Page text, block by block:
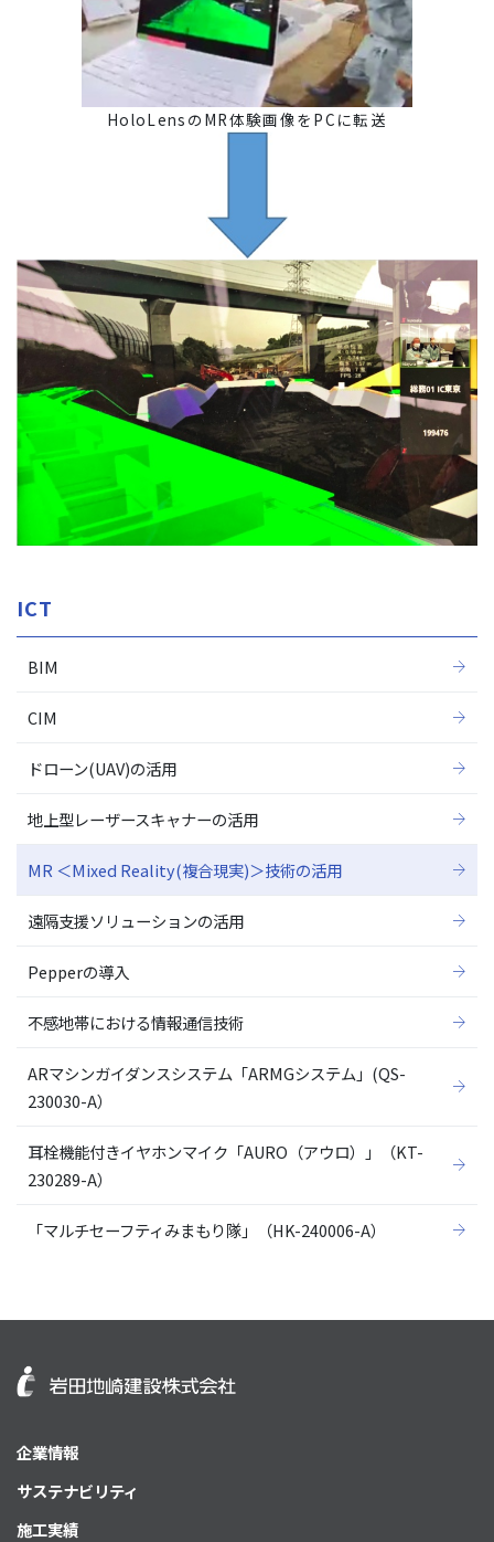
HoloLensのMR体験画像をPCに転送
ICT
BIM
CIM
ドローン(UAV)の活用
地上型レーザースキャナーの活用
MR ＜Mixed Reality(複合現実)＞技術の活用
遠隔支援ソリューションの活用
Pepperの導入
不感地帯における情報通信技術
ARマシンガイダンスシステム「ARMGシステム」(QS-
230030-A）
耳栓機能付きイヤホンマイク「AURO（アウロ）」（KT-
230289-A）
「マルチセーフティみまもり隊」（HK-240006-A）
企業情報
サステナビリティ
施工実績